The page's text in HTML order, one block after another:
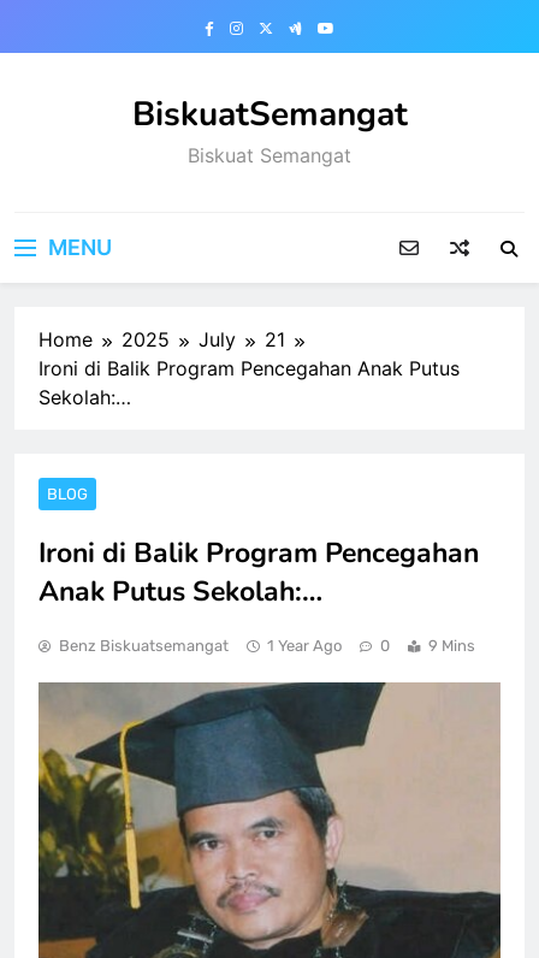
BiskuatSemangat
Biskuat Semangat
MENU
Home 2025 July
21
Ironi di Balik Program Pencegahan Anak Putus
Sekolah:…
BLOG
Ironi di Balik Program Pencegahan
Anak Putus Sekolah:…
Benz Biskuatsemangat 1 Year Ago 0 9 Mins